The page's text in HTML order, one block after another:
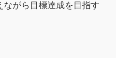
ながら目標達成を目指す